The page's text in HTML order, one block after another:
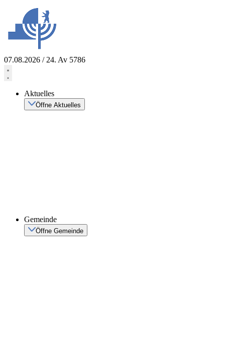
springen
07.08.2026 / 24. Av 5786
Aktuelles
Öffne Aktuelles
Gemeinde
Öffne Gemeinde